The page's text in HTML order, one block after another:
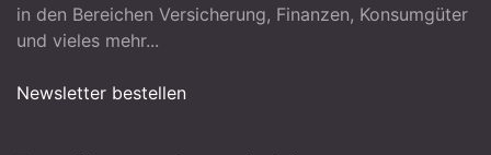
in den Bereichen Versicherung, Finanzen, Konsumgüter
und vieles mehr...
Newsletter bestellen